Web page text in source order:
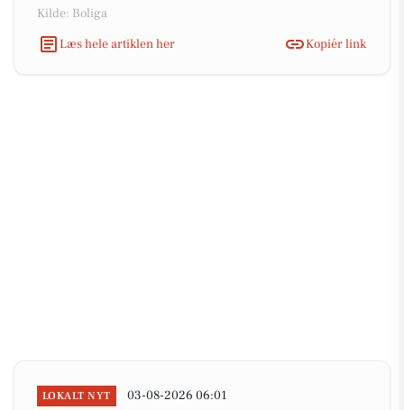
Kilde: Boliga
Læs hele artiklen her
Kopiér link
LOKALT NYT 03-08-2026 06:01